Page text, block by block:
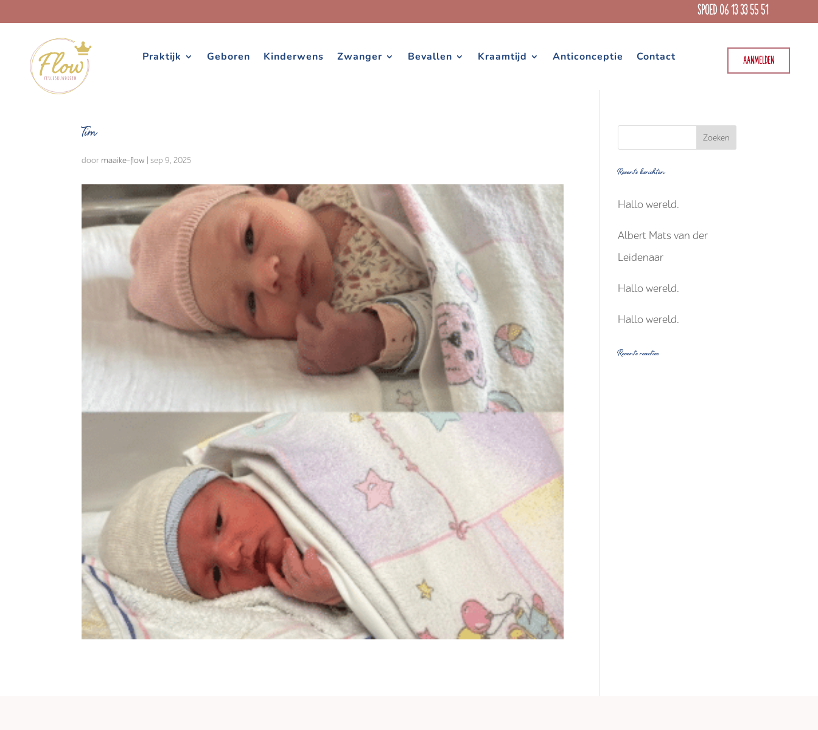
SPOED 06 13 33 55 51
Praktijk Geboren Kinderwens Zwanger Bevallen Kraamtijd Anticonceptie Contact AANMELDEN
Tim
door maaike-flow |sep 9, 2025
Recente berichten
Hallo wereld.
Albert Mats van der
Leidenaar
Hallo wereld.
Hallo wereld.
Recente reacties